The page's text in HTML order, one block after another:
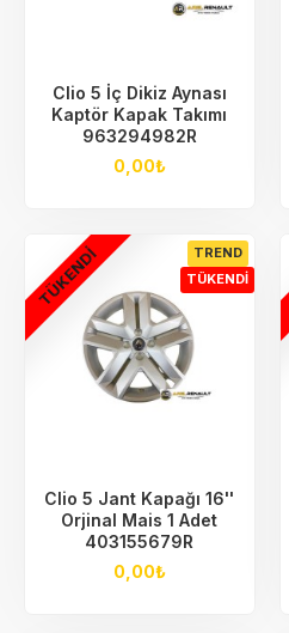
Clio 5 İç Dikiz Aynası
Kaptör Kapak Takımı
963294982R
0,00₺
TREND
TÜKENDI
TÜKENDI
Clio 5 Jant Kapağı 16''
Orjinal Mais 1 Adet
403155679R
0,00₺